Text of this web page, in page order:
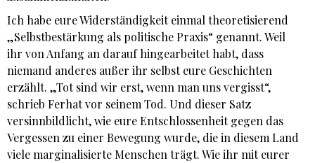
Ich habe eure Widerständigkeit einmal theoretisierend
„Selbstbestärkung als politische Praxis“ genannt. Weil
ihr von Anfang an darauf hingearbeitet habt, dass
niemand anderes außer ihr selbst eure Geschichten
erzählt. „Tot sind wir erst, wenn man uns vergisst“,
schrieb Ferhat vor seinem Tod. Und dieser Satz
versinnbildlicht, wie eure Entschlossenheit gegen das
Vergessen zu einer Bewegung wurde, die in diesem Land
viele marginalisierte Menschen trägt. Wie ihr mit eurer